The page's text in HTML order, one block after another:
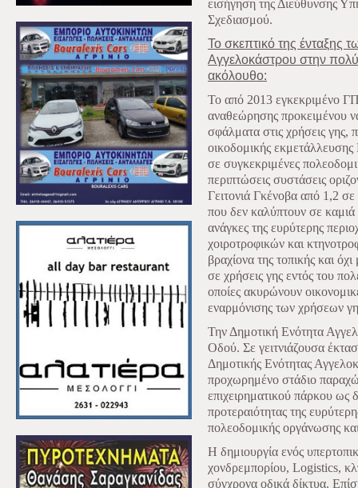
εισήγηση της Διεύθυνσης
Σχεδιασμού.
Το σκεπτικό της ένταξης
Αγγελοκάστρου στην πολύ
ακόλουθο:
Το από 2013 εγκεκριμένο
αναθεώρησης προκειμένου
σφάλματα στις χρήσεις γης,
οικοδομικής
σε συγκεκριμένες
περιπτώσεις συστάσεις
Γειτονιά Γκένοβα από 1,2
που δεν καλύπτουν σε καμιά
ανάγκες της ευρύτερης
χοιροτροφικών και
βραχίονα της τοπικής και
σε χρήσεις γης εντός του
οποίες ακυρώνουν
εναρμόνισης των χρήσεων
Την Δημοτική Ενότητα
Οδού. Σε γειτνιάζουσα
Δημοτικής Ενότητας
προχωρημένο στάδιο
επιχειρηματικού πάρκου ως
προτεραιότητας της
πολεοδομικής οργάνωσης
Η δημιουργία ενός
χονδρεμπορίου, Logistics,
σύγχρονα οδικά δίκτυα.